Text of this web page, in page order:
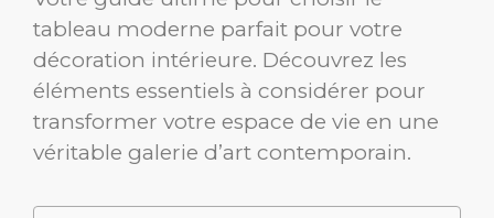
tableau moderne parfait pour votre
décoration intérieure. Découvrez les
éléments essentiels à considérer pour
transformer votre espace de vie en une
véritable galerie d’art contemporain.